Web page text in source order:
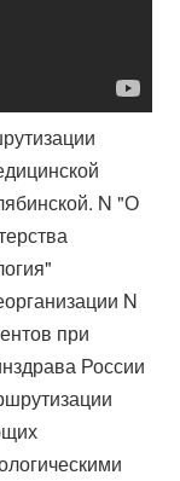
N "О
N
при
России